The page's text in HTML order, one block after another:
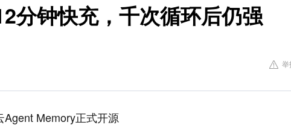
分钟快充，千次循环后仍强
举
Agent Memory正式开源